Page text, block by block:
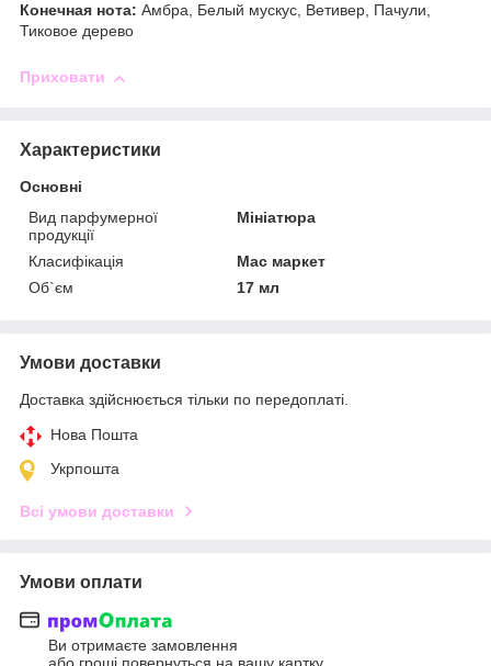
Конечная нота: Амбра, Белый мускус, Ветивер, Пачули,
Тиковое дерево
Приховати
Характеристики
Основні
Вид парфумерної
продукції
Мініатюра
Класифікація
Мас маркет
Об`єм
17 мл
Умови доставки
Доставка здійснюється тільки по передоплаті.
Нова Пошта
Укрпошта
Всі умови доставки
Умови оплати
Ви отримаєте замовлення